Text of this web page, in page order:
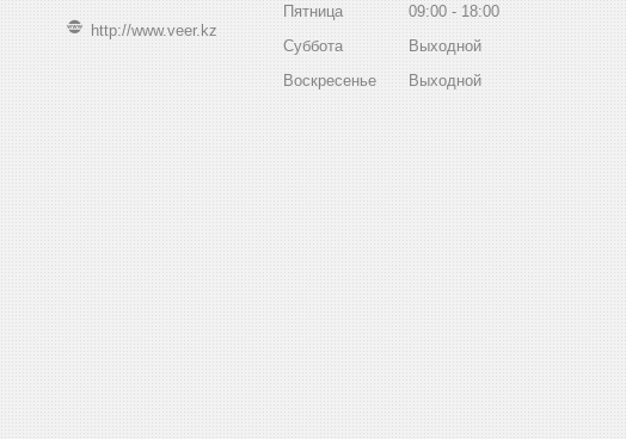
http://www.veer.kz
Пятница
09:00
18:00
Суббота
Выходной
Воскресенье
Выходной